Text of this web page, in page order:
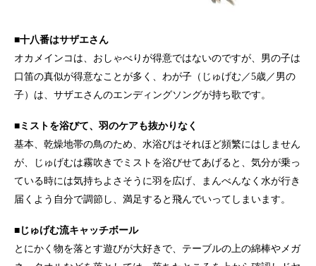
■十八番はサザエさん
オカメインコは、おしゃべりが得意ではないのですが、男の子は
口笛の真似が得意なことが多く、わが子（じゅげむ／5歳／男の
子）は、サザエさんのエンディングソングが持ち歌です。
■ミストを浴びて、羽のケアも抜かりなく
基本、乾燥地帯の鳥のため、水浴びはそれほど頻繁にはしません
が、じゅげむは霧吹きでミストを浴びせてあげると、気分が乗っ
ている時には気持ちよさそうに羽を広げ、まんべんなく水が行き
届くよう自分で調節し、満足すると飛んでいってしまいます。
■じゅげむ流キャッチボール
とにかく物を落とす遊びが大好きで、テーブルの上の綿棒やメガ